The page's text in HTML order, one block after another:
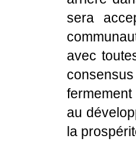
sera
avec
au
la